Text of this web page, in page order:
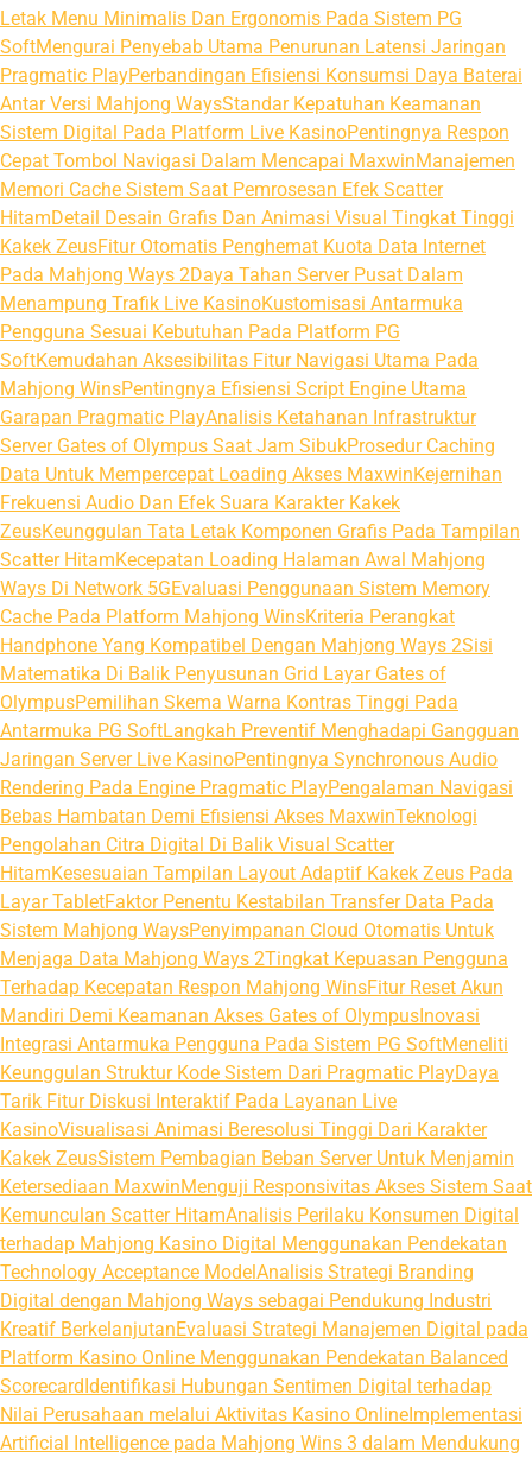
Letak Menu Minimalis Dan Ergonomis Pada Sistem PG
SoftMengurai Penyebab Utama Penurunan Latensi Jaringan
Pragmatic PlayPerbandingan Efisiensi Konsumsi Daya Baterai
Antar Versi Mahjong WaysStandar Kepatuhan Keamanan
Sistem Digital Pada Platform Live KasinoPentingnya Respon
Cepat Tombol Navigasi Dalam Mencapai MaxwinManajemen
Memori Cache Sistem Saat Pemrosesan Efek Scatter
HitamDetail Desain Grafis Dan Animasi Visual Tingkat Tinggi
Kakek ZeusFitur Otomatis Penghemat Kuota Data Internet
Pada Mahjong Ways 2Daya Tahan Server Pusat Dalam
Menampung Trafik Live KasinoKustomisasi Antarmuka
Pengguna Sesuai Kebutuhan Pada Platform PG
SoftKemudahan Aksesibilitas Fitur Navigasi Utama Pada
Mahjong WinsPentingnya Efisiensi Script Engine Utama
Garapan Pragmatic PlayAnalisis Ketahanan Infrastruktur
Server Gates of Olympus Saat Jam SibukProsedur Caching
Data Untuk Mempercepat Loading Akses MaxwinKejernihan
Frekuensi Audio Dan Efek Suara Karakter Kakek
ZeusKeunggulan Tata Letak Komponen Grafis Pada Tampilan
Scatter HitamKecepatan Loading Halaman Awal Mahjong
Ways Di Network 5GEvaluasi Penggunaan Sistem Memory
Cache Pada Platform Mahjong WinsKriteria Perangkat
Handphone Yang Kompatibel Dengan Mahjong Ways 2Sisi
Matematika Di Balik Penyusunan Grid Layar Gates of
OlympusPemilihan Skema Warna Kontras Tinggi Pada
Antarmuka PG SoftLangkah Preventif Menghadapi Gangguan
Jaringan Server Live KasinoPentingnya Synchronous Audio
Rendering Pada Engine Pragmatic PlayPengalaman Navigasi
Bebas Hambatan Demi Efisiensi Akses MaxwinTeknologi
Pengolahan Citra Digital Di Balik Visual Scatter
HitamKesesuaian Tampilan Layout Adaptif Kakek Zeus Pada
Layar TabletFaktor Penentu Kestabilan Transfer Data Pada
Sistem Mahjong WaysPenyimpanan Cloud Otomatis Untuk
Menjaga Data Mahjong Ways 2Tingkat Kepuasan Pengguna
Terhadap Kecepatan Respon Mahjong WinsFitur Reset Akun
Mandiri Demi Keamanan Akses Gates of OlympusInovasi
Integrasi Antarmuka Pengguna Pada Sistem PG SoftMeneliti
Keunggulan Struktur Kode Sistem Dari Pragmatic PlayDaya
Tarik Fitur Diskusi Interaktif Pada Layanan Live
KasinoVisualisasi Animasi Beresolusi Tinggi Dari Karakter
Kakek ZeusSistem Pembagian Beban Server Untuk Menjamin
Ketersediaan MaxwinMenguji Responsivitas Akses Sistem Saat
Kemunculan Scatter HitamAnalisis Perilaku Konsumen Digital
terhadap Mahjong Kasino Digital Menggunakan Pendekatan
Technology Acceptance ModelAnalisis Strategi Branding
Digital dengan Mahjong Ways sebagai Pendukung Industri
Kreatif BerkelanjutanEvaluasi Strategi Manajemen Digital pada
Platform Kasino Online Menggunakan Pendekatan Balanced
ScorecardIdentifikasi Hubungan Sentimen Digital terhadap
Nilai Perusahaan melalui Aktivitas Kasino OnlineImplementasi
Artificial Intelligence pada Mahjong Wins 3 dalam Mendukung